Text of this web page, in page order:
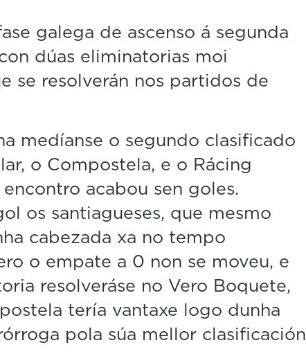
2
m
i
n
u
,
5
s
e
c
o
n
s
o
u
m
e
galega de ascenso á segunda
dúas eliminatorias moi
se resolverán nos partidos de
medíanse o segundo clasificado
o Compostela, e o Rácing
acabou sen goles.
os santiagueses, que mesmo
cabezada xa no tempo
o empate a 0 non se moveu, e
resolveráse no Vero Boquete,
tería vantaxe logo dunha
pola súa mellor clasificación